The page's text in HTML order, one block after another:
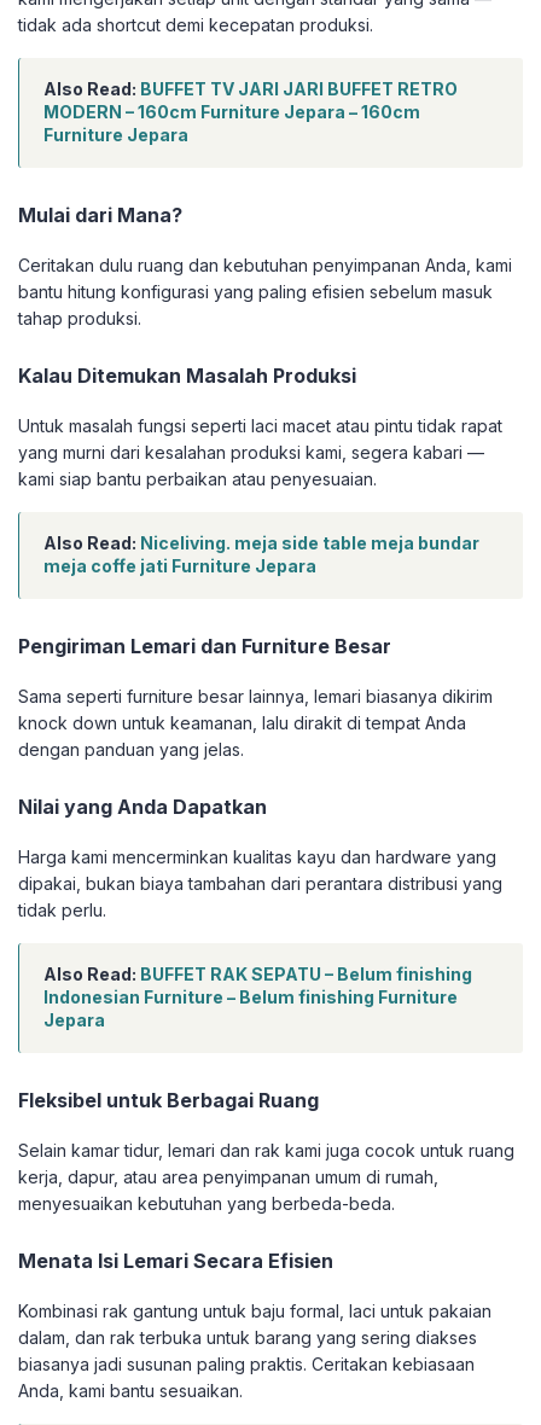
tidak ada shortcut demi kecepatan produksi.
Also Read: BUFFET TV JARI JARI BUFFET RETRO
MODERN – 160cm Furniture Jepara – 160cm
Furniture Jepara
Mulai dari Mana?
Ceritakan dulu ruang dan kebutuhan penyimpanan Anda, kami
bantu hitung konfigurasi yang paling efisien sebelum masuk
tahap produksi.
Kalau Ditemukan Masalah Produksi
Untuk masalah fungsi seperti laci macet atau pintu tidak rapat
yang murni dari kesalahan produksi kami, segera kabari —
kami siap bantu perbaikan atau penyesuaian.
Also Read: Niceliving. meja side table meja bundar
meja coffe jati Furniture Jepara
Pengiriman Lemari dan Furniture Besar
Sama seperti furniture besar lainnya, lemari biasanya dikirim
knock down untuk keamanan, lalu dirakit di tempat Anda
dengan panduan yang jelas.
Nilai yang Anda Dapatkan
Harga kami mencerminkan kualitas kayu dan hardware yang
dipakai, bukan biaya tambahan dari perantara distribusi yang
tidak perlu.
Also Read: BUFFET RAK SEPATU – Belum finishing
Indonesian Furniture – Belum finishing Furniture
Jepara
Fleksibel untuk Berbagai Ruang
Selain kamar tidur, lemari dan rak kami juga cocok untuk ruang
kerja, dapur, atau area penyimpanan umum di rumah,
menyesuaikan kebutuhan yang berbeda-beda.
Menata Isi Lemari Secara Efisien
Kombinasi rak gantung untuk baju formal, laci untuk pakaian
dalam, dan rak terbuka untuk barang yang sering diakses
biasanya jadi susunan paling praktis. Ceritakan kebiasaan
Anda, kami bantu sesuaikan.